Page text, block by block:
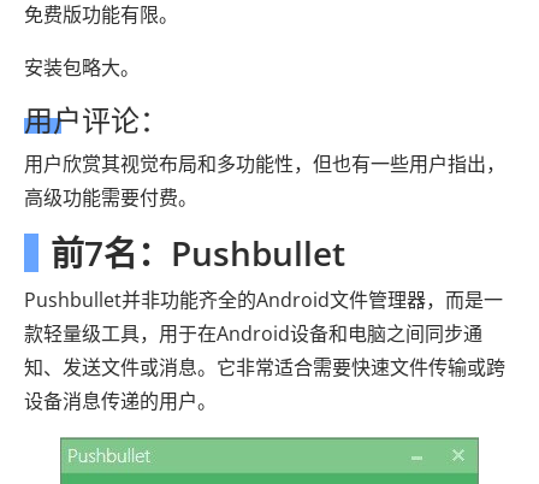
免费版功能有限。
安装包略大。
用户评论：
用户欣赏其视觉布局和多功能性，但也有一些用户指出，
高级功能需要付费。
前7名：Pushbullet
Pushbullet并非功能齐全的Android文件管理器，而是一
款轻量级工具，用于在Android设备和电脑之间同步通
知、发送文件或消息。它非常适合需要快速文件传输或跨
设备消息传递的用户。